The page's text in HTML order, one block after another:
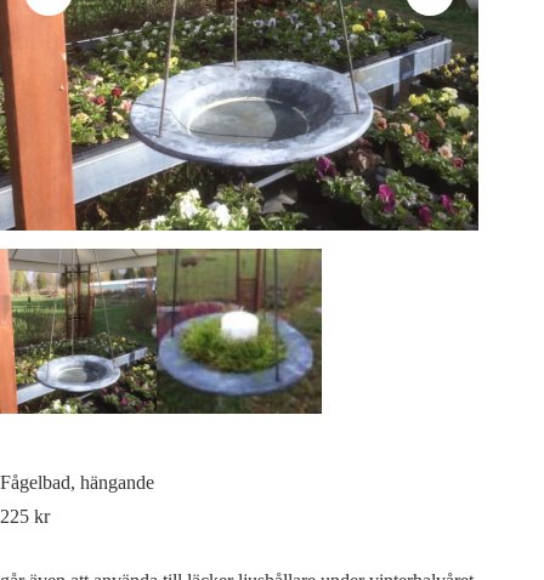
Fågelbad, hängande
225 kr